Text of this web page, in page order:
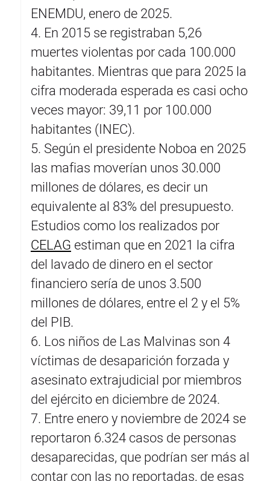
ENEMDU, enero de 2025.
4. En 2015 se registraban 5,26
muertes violentas por cada 100.000
habitantes. Mientras que para 2025 la
cifra moderada esperada es casi ocho
veces mayor: 39,11 por 100.000
habitantes (INEC).
5. Según el presidente Noboa en 2025
las mafias moverían unos 30.000
millones de dólares, es decir un
equivalente al 83% del presupuesto.
Estudios como los realizados por
CELAG estiman que en 2021 la cifra
del lavado de dinero en el sector
financiero sería de unos 3.500
millones de dólares, entre el 2 y el 5%
del PIB.
6. Los niños de Las Malvinas son 4
víctimas de desaparición forzada y
asesinato extrajudicial por miembros
del ejército en diciembre de 2024.
7. Entre enero y noviembre de 2024 se
reportaron 6.324 casos de personas
desaparecidas, que podrían ser más al
contar con las no reportadas, de esas